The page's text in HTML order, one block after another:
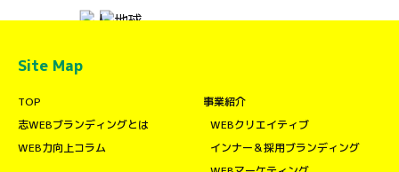
Site Map
TOP
志WEBブランディングとは
WEB力向上コラム
事業紹介
WEBクリエイティブ
インナー＆採用ブランディング